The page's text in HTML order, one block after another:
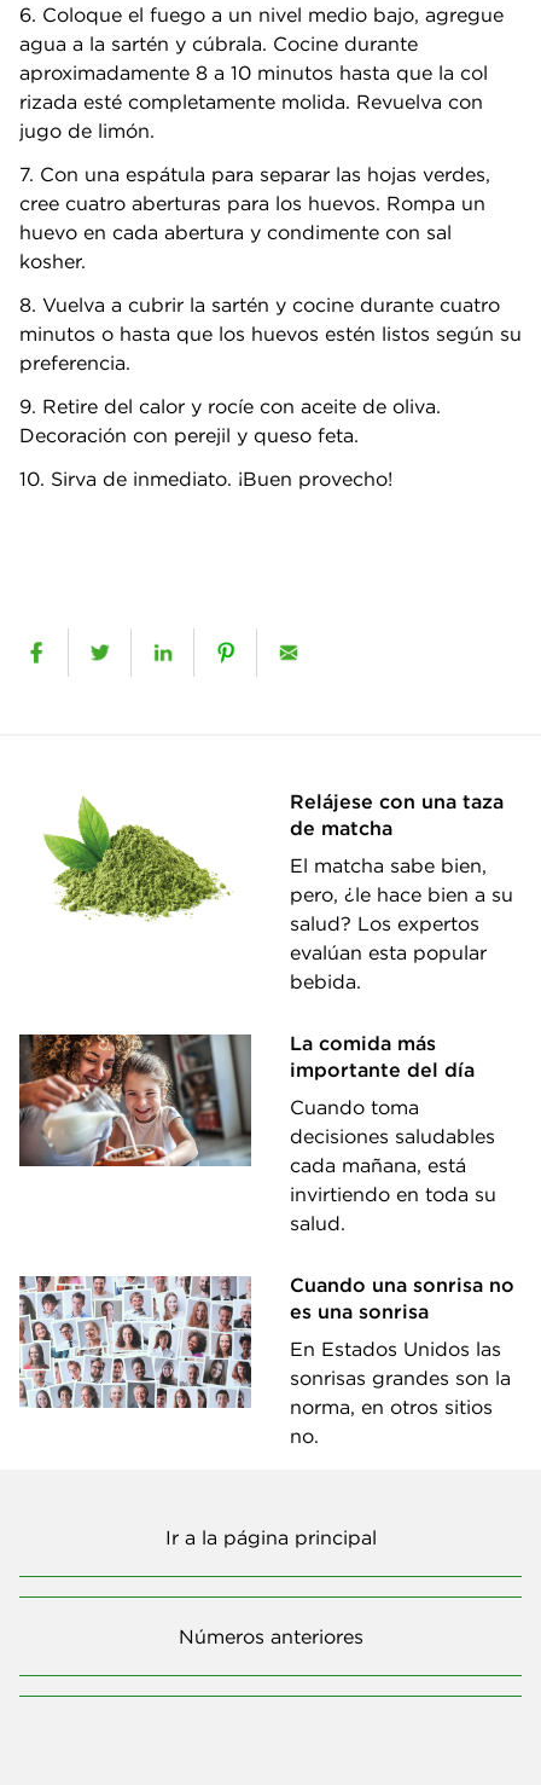
6. Coloque el fuego a un nivel medio bajo, agregue
agua a la sartén y cúbrala. Cocine durante
aproximadamente 8 a 10 minutos hasta que la col
rizada esté completamente molida. Revuelva con
jugo de limón.
7. Con una espátula para separar las hojas verdes,
cree cuatro aberturas para los huevos. Rompa un
huevo en cada abertura y condimente con sal
kosher.
8. Vuelva a cubrir la sartén y cocine durante cuatro
minutos o hasta que los huevos estén listos según su
preferencia.
9. Retire del calor y rocíe con aceite de oliva.
Decoración con perejil y queso feta.
10. Sirva de inmediato. ¡Buen provecho!
Relájese con una taza
de matcha
El matcha sabe bien,
pero, ¿le hace bien a su
salud? Los expertos
evalúan esta popular
bebida.
La comida más
importante del día
Cuando toma
decisiones saludables
cada mañana, está
invirtiendo en toda su
salud.
Cuando una sonrisa no
es una sonrisa
En Estados Unidos las
sonrisas grandes son la
norma, en otros sitios
no.
Ir a la página principal
Números anteriores